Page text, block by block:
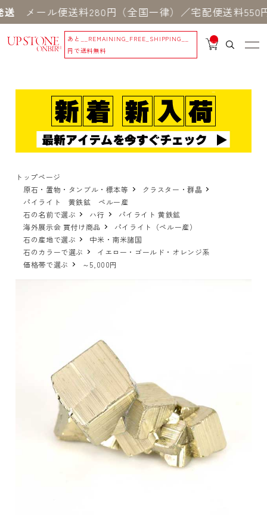
ル便送料280円（全国一律）／宅配便送料550円 ※
あと
__REMAINING_FREE_SHIPPING__
円で送料無料
__
IT
_
トップページ
原石・置物・タンブル・標本等
クラスター・群晶
パイライト 黄鉄鉱 ペルー産
石の名前で選ぶ
ハ行
パイライト 黄鉄鉱
海外展示会 買付け商品
パイライト（ペルー産）
石の産地で選ぶ
中米・南米諸国
石のカラーで選ぶ
イエロー・ゴールド・オレンジ系
価格帯で選ぶ
～5,000円